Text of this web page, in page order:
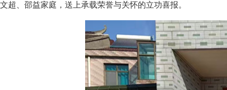
文超、邵益家庭，送上承载荣誉与关怀的立功喜报。